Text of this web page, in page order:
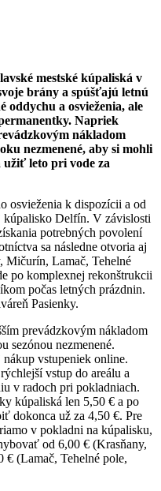
mestské kúpaliská v
brány a spúšťajú letnú
oddychu a osvieženia, ale
Napriek
nákladom
nezmenené, aby si mohli
užiť leto pri vode za
osvieženia k dispozícii a od
kúpalisko Delfín. V závislosti
potrebných povolení
sa následne otvoria aj
Mičurín, Lamač, Tehelné
po komplexnej rekonštrukcii
počas letných prázdnin.
Pasienky.
prevádzkovým nákladom
sezónou nezmenené.
vstupeniek online.
vstup do areálu a
v radoch pri pokladniach.
kúpaliská len 5,50 € a po
dokonca už za 4,50 €. Pre
v pokladni na kúpalisku,
od 6,00 € (Krasňany,
€ (Lamač, Tehelné pole,